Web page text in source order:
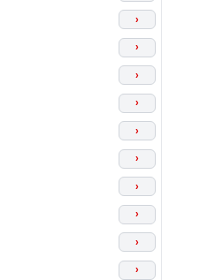
›
›
›
›
›
›
›
›
›
›